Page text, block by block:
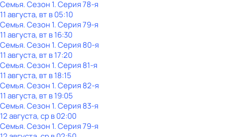
Семья. Сезон 1. Серия 78-я
11 августа, вт в 05:10
Семья. Сезон 1. Серия 79-я
11 августа, вт в 16:30
Семья. Сезон 1. Серия 80-я
11 августа, вт в 17:20
Семья. Сезон 1. Серия 81-я
11 августа, вт в 18:15
Семья. Сезон 1. Серия 82-я
11 августа, вт в 19:05
Семья. Сезон 1. Серия 83-я
12 августа, ср в 02:00
Семья. Сезон 1. Серия 79-я